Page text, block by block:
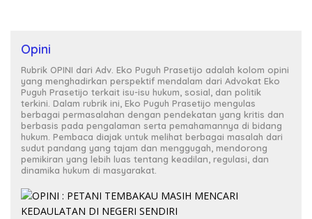
Opini
Rubrik OPINI dari Adv. Eko Puguh Prasetijo adalah kolom opini
yang menghadirkan perspektif mendalam dari Advokat Eko
Puguh Prasetijo terkait isu-isu hukum, sosial, dan politik
terkini. Dalam rubrik ini, Eko Puguh Prasetijo mengulas
berbagai permasalahan dengan pendekatan yang kritis dan
berbasis pada pengalaman serta pemahamannya di bidang
hukum. Pembaca diajak untuk melihat berbagai masalah dari
sudut pandang yang tajam dan menggugah, mendorong
pemikiran yang lebih luas tentang keadilan, regulasi, dan
dinamika hukum di masyarakat.